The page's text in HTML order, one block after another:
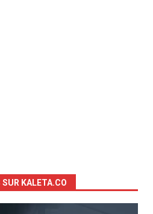
SUR KALETA.CO